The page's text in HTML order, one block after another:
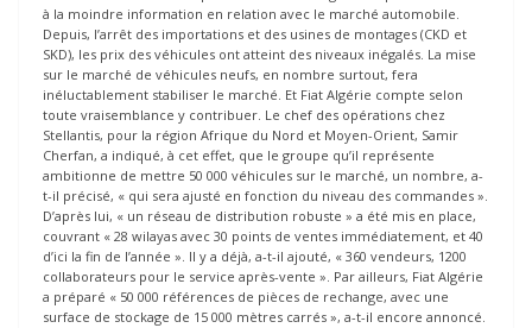
à la moindre information en relation avec le marché automobile.
Depuis, l’arrêt des importations et des usines de montages (CKD et
SKD), les prix des véhicules ont atteint des niveaux inégalés. La mise
sur le marché de véhicules neufs, en nombre surtout, fera
inéluctablement stabiliser le marché. Et Fiat Algérie compte selon
toute vraisemblance y contribuer. Le chef des opérations chez
Stellantis, pour la région Afrique du Nord et Moyen-Orient, Samir
Cherfan, a indiqué, à cet effet, que le groupe qu’il représente
ambitionne de mettre 50 000 véhicules sur le marché, un nombre, a-
t-il précisé, « qui sera ajusté en fonction du niveau des commandes ».
D’après lui, « un réseau de distribution robuste » a été mis en place,
couvrant « 28 wilayas avec 30 points de ventes immédiatement, et 40
d’ici la fin de l’année ». Il y a déjà, a-t-il ajouté, « 360 vendeurs, 1200
collaborateurs pour le service après-vente ». Par ailleurs, Fiat Algérie
a préparé « 50 000 références de pièces de rechange, avec une
surface de stockage de 15 000 mètres carrés », a-t-il encore annoncé.